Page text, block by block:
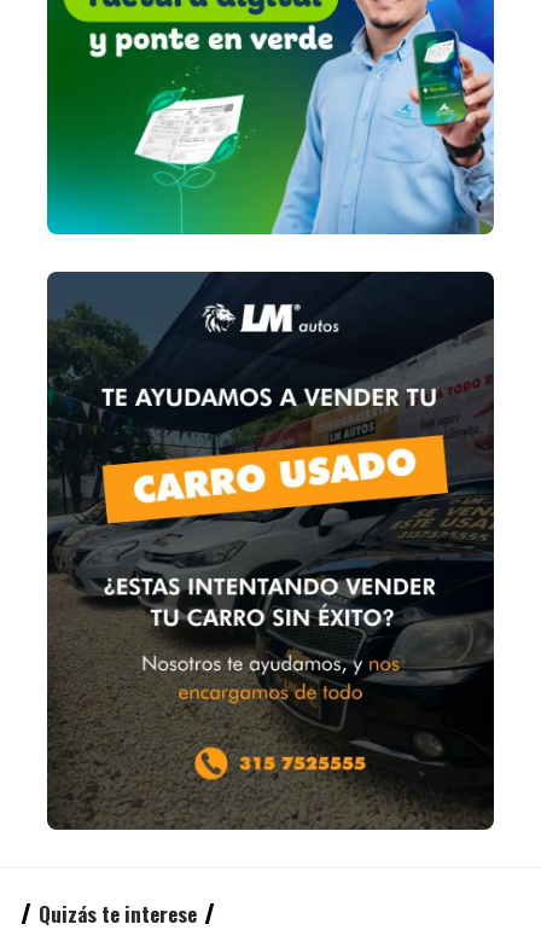
Quizás te interese